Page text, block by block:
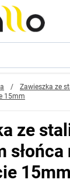
/
Zawieszka ze
15mm
ze
słońca
15mm